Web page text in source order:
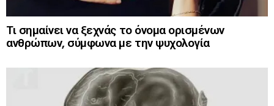
Τι σημαίνει να ξεχνάς το όνομα ορισμένων
ανθρώπων, σύμφωνα με την ψυχολογία